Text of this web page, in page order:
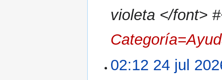
violeta </font>
02:12 24 jul